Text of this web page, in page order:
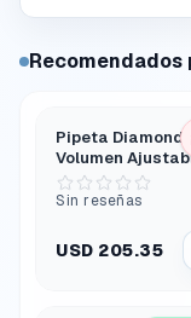
Recomendados
Pipeta Diamond
Volumen
2,5 Ul
Sin reseñas
USD 205.35